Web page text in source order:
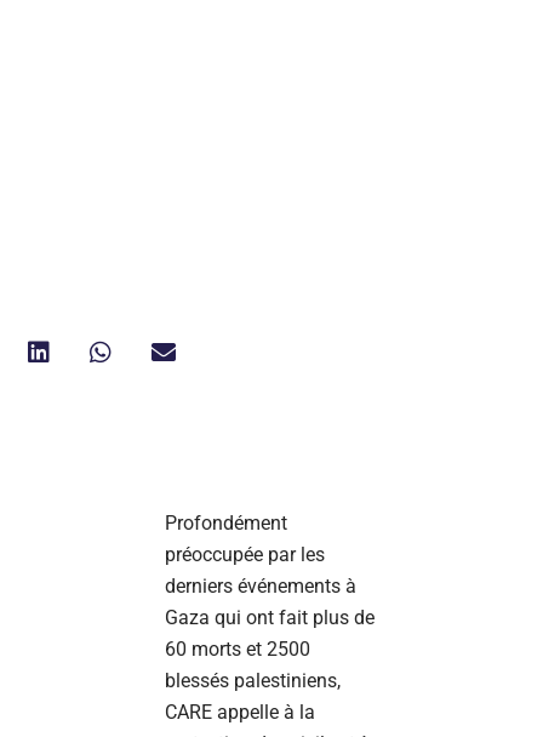
Profondément
préoccupée par les
derniers événements à
Gaza qui ont fait plus de
60 morts et 2500
blessés palestiniens,
CARE appelle à la